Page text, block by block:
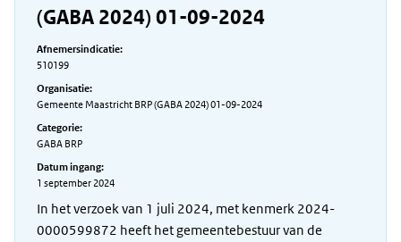
(GABA 2024) 01-09-2024
Afnemersindicatie:
510199
Organisatie:
Gemeente Maastricht BRP (GABA 2024) 01-09-2024
Categorie:
GABA BRP
Datum ingang:
1 september 2024
In het verzoek van 1 juli 2024, met kenmerk 2024-
0000599872 heeft het gemeentebestuur van de